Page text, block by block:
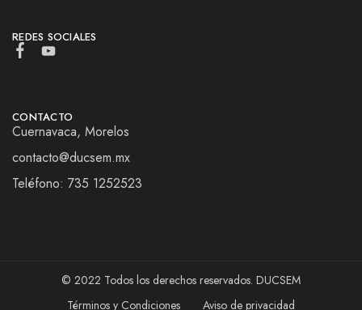
REDES SOCIALES
CONTACTO
Cuernavaca, Morelos
contacto@ducsem.mx
Teléfono: 735 1252523
© 2022 Todos los derechos reservados. DUCSEM
Términos y Condiciones
Aviso de privacidad